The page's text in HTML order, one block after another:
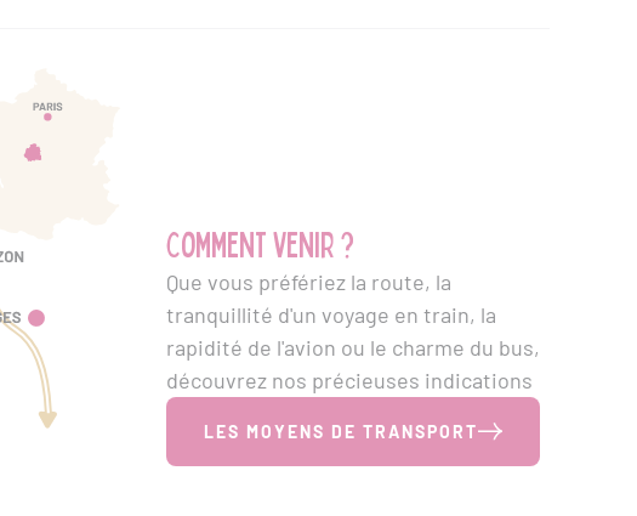
Comment venir ?
Que vous préfériez la route, la
tranquillité d'un voyage en train, la
rapidité de l'avion ou le charme du bus,
découvrez nos précieuses indications
LES MOYENS DE TRANSPORT